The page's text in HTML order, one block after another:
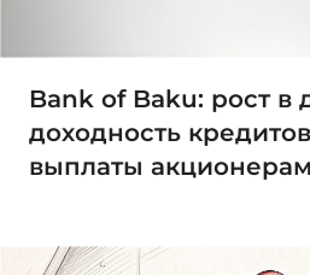
Bank of Baku: рост в
доходность
выплаты акционерам